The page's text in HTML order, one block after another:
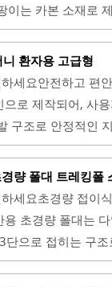
는 카본 소재로
가능하여 사용
설계되어 편안
발 디자인으로 되
로 외부 활동 시에
게 조작할 수 있는
환자용 고급형
세요안전하고 편
로 제작되어, 사
구조로 안정적인
니다. 경량 소재인
, 손잡이 그립은
높이 조절이 용이
흔들림이 거의
수 있으며, 디자인
량 폴대 트레킹폴
세요초경량 접이
초경량 폴대는
으로 접히는 구
에도 부담이 적습